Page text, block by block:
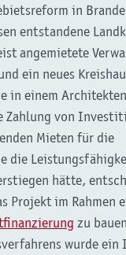
in
entstandene
angemietete
ein neues
in einem
Zahlung von
Mieten für die
die
hätte,
Projekt im Rahmen
zu
wurde